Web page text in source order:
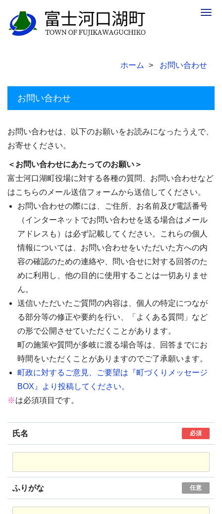
ホーム お問い合わせ
お問い合わせ
お問い合わせは、以下のお願いをお読みになったうえで、
お寄せください。
＜お問い合わせにあたってのお願い＞
富士河口湖町役場に対する各種の質問、お問い合わせなど
はこちらのメール送信フォームから送信してください。
お問い合わせの際には、ご住所、お名前及び電話番号
（インターネットでお問い合わせを送る場合はメール
アドレスも）は必ず記載してください。これらの個人
情報については、お問い合わせをいただいた方への内
容の確認のための連絡や、問い合せに対する回答のた
めに利用し、他の目的に使用することは一切ありませ
ん。
送信いただいたご質問の内容は、個人の特定につなが
る部分等の修正や要約を行い、「よくある質問」など
の形で公開させていただくことがあります。
町の施策や質問が多岐に渡る場合等は、回答までにお
時間をいただくことがありますのでご了承願います。
町政に対するご意見、ご要望は『町づくりメッセージ
BOX』より投稿してください。
※は必須項目です。
氏名 必須
ふりがな 任意